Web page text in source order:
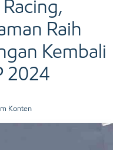
Raih
Kembali
2024
Konten